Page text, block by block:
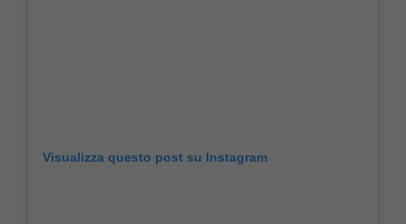
Visualizza questo post su Instagram